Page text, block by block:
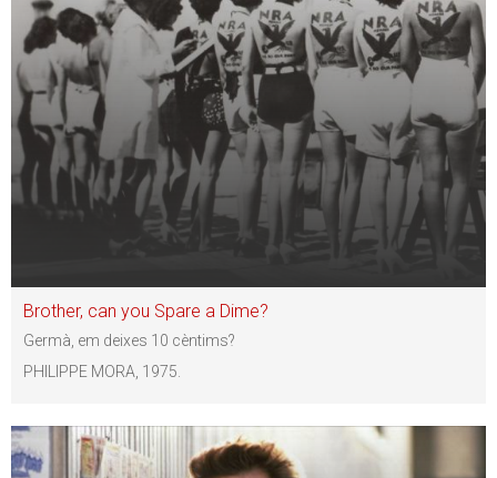
Brother, can you Spare a Dime?
Germà, em deixes 10 cèntims?
PHILIPPE MORA, 1975.